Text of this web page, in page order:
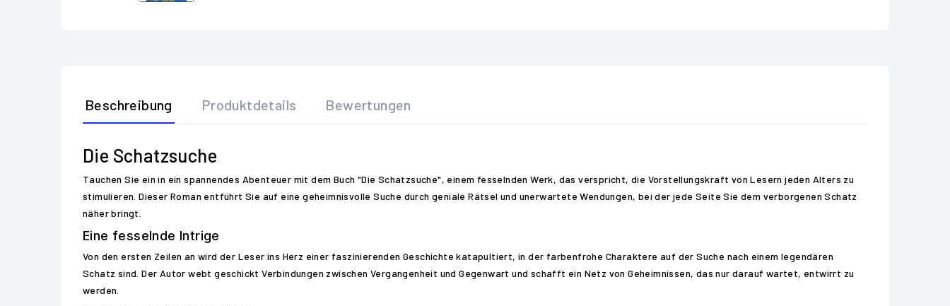
Beschreibung Produktdetails Bewertungen
Die Schatzsuche
Tauchen Sie ein in ein spannendes Abenteuer mit dem Buch "Die Schatzsuche", einem fesselnden Werk, das verspricht, die Vorstellungskraft von Lesern jeden Alters zu
stimulieren. Dieser Roman entführt Sie auf eine geheimnisvolle Suche durch geniale Rätsel und unerwartete Wendungen, bei der jede Seite Sie dem verborgenen Schatz
näher bringt.
Eine fesselnde Intrige
Von den ersten Zeilen an wird der Leser ins Herz einer faszinierenden Geschichte katapultiert, in der farbenfrohe Charaktere auf der Suche nach einem legendären
Schatz sind. Der Autor webt geschickt Verbindungen zwischen Vergangenheit und Gegenwart und schafft ein Netz von Geheimnissen, das nur darauf wartet, entwirrt zu
werden.